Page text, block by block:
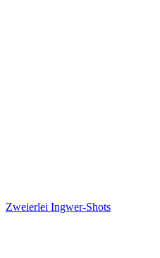
Zweierlei Ingwer-Shots